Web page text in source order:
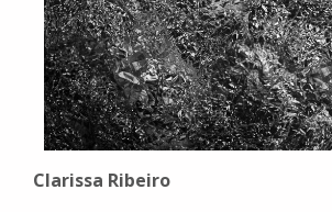
Clarissa Ribeiro